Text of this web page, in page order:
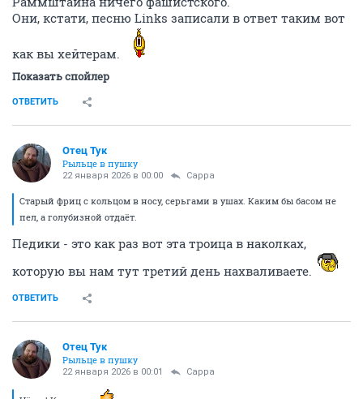
Они, кстати, песню Links записали в ответ таким вот
как вы хейтерам.
Показать спойлер
ОТВЕТИТЬ
Отец Тук
Рыльце в пушку
22 января 2026 в 00:00 Сарра
Старый фриц с кольцом в носу, серьгами в ушах. Каким бы басом не
пел, а голубизной отдаёт.
Педики - это как раз вот эта троица в наколках,
которую вы нам тут третий день нахваливаете.
ОТВЕТИТЬ
Отец Тук
Рыльце в пушку
22 января 2026 в 00:01 Сарра